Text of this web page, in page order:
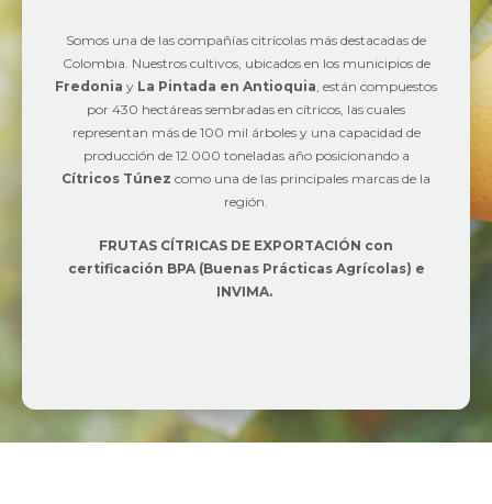
Somos una de las compañías citrícolas más destacadas de
Colombia. Nuestros cultivos, ubicados en los municipios de
Fredonia y La Pintada en Antioquia , están compuestos
por 430 hectáreas sembradas en cítricos, las cuales
representan más de 100 mil árboles y una capacidad de
producción de 12.000 toneladas año posicionando a
Cítricos Túnez como una de las principales marcas de la
región.
FRUTAS CÍTRICAS DE EXPORTACIÓN con
certificación BPA (Buenas Prácticas Agrícolas) e
INVIMA.